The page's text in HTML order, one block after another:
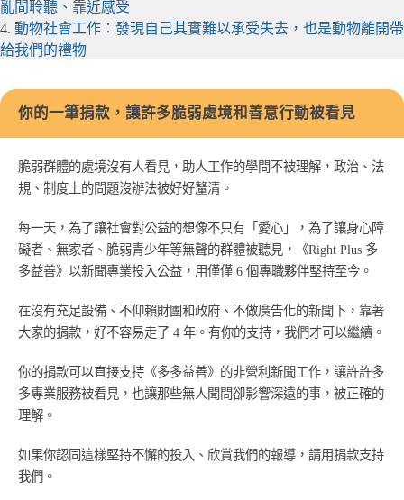
亂間聆聽、靠近感受
4. 動物社會工作：發現自己其實難以承受失去，也是動物離開帶
給我們的禮物
你的一筆捐款，讓許多脆弱處境和善意行動被看見
脆弱群體的處境沒有人看見，助人工作的學問不被理解，政治、法
規、制度上的問題沒辦法被好好釐清。
每一天，為了讓社會對公益的想像不只有「愛心」，為了讓身心障
礙者、無家者、脆弱青少年等無聲的群體被聽見，《Right Plus 多
多益善》以新聞專業投入公益，用僅僅 6 個專職夥伴堅持至今。
在沒有充足設備、不仰賴財團和政府、不做廣告化的新聞下，靠著
大家的捐款，好不容易走了 4 年。有你的支持，我們才可以繼續。
你的捐款可以直接支持《多多益善》的非營利新聞工作，讓許許多
多專業服務被看見，也讓那些無人聞問卻影響深遠的事，被正確的
理解。
如果你認同這樣堅持不懈的投入、欣賞我們的報導，請用捐款支持
我們。